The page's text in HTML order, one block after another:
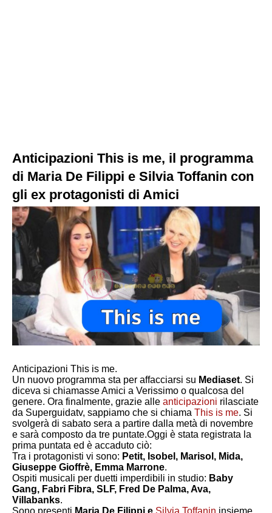
Anticipazioni This is me, il programma
di Maria De Filippi e Silvia Toffanin con
gli ex protagonisti di Amici
Anticipazioni This is me.
Un nuovo programma sta per affacciarsi su Mediaset. Si
diceva si chiamasseAmici a Verissimo o qualcosa del
genere. Ora finalmente, grazie alle anticipazioni rilasciate
da Superguidatv, sappiamo che si chiama This is me. Si
svolgerà di sabato sera a partire dalla metà di novembre
e sarà composto da tre puntate.Oggi è stata registrata la
prima puntata ed è accaduto ciò:
Tra i protagonisti vi sono: Petit, Isobel, Marisol, Mida,
Giuseppe Gioffrè, Emma Marrone.
Ospiti musicali per duetti imperdibili in studio: Baby
Gang, Fabri Fibra, SLF, Fred De Palma, Ava,
Villabanks.
Sono presenti Maria De Filippi e Silvia Toffanin insieme